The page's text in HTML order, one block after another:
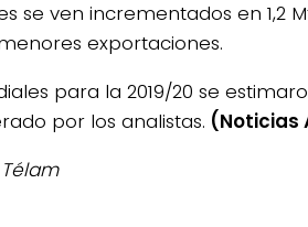
se ven incrementados en 1,2
exportaciones.
para la 2019/20 se
por los analistas. (Noticias